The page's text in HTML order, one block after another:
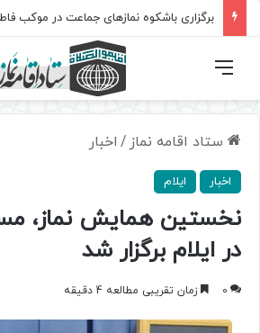
برگزاری باشکوه نمازهای جماعت در موکب
فهرست
ستاد اقامه نماز / اخبار
اخبار ایلام
نخستین همایش نماز،
در ایلام برگزار شد
0 زمان تقریبی مطالعه 4 دقیقه